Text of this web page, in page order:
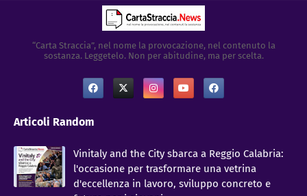
“Carta Straccia”, nel nome la provocazione, nel contenuto la
sostanza. Leggetelo. Non per abitudine, ma per scelta.
Articoli Random
Vinitaly and the City sbarca a Reggio Calabria:
l'occasione per trasformare una vetrina
d'eccellenza in lavoro, sviluppo concreto e